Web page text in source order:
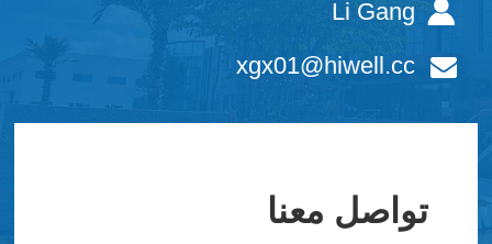
Li Gang
xgx01@hiwell.cc
تواصل معنا